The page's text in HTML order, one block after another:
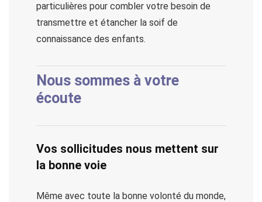
particulières pour combler votre besoin de
transmettre et étancher la soif de
connaissance des enfants.
Nous sommes à votre
écoute
Vos sollicitudes nous mettent sur
la bonne voie
Même avec toute la bonne volonté du monde,